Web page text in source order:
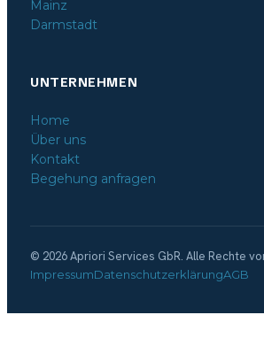
Mainz
Darmstadt
UNTERNEHMEN
Home
Über uns
Kontakt
Begehung anfragen
© 2026 Apriori Services GbR. Alle Rechte
ImpressumDatenschutzerklärungAGB